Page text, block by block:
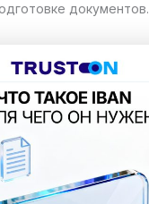
документов.